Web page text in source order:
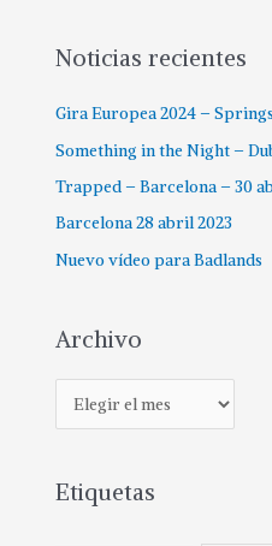
p
r
:
Noticias recientes
Gira Europea 2024 –
Something in the Night –
Trapped – Barcelona – 30
Barcelona 28 abril 2023
Nuevo vídeo para Badlands
Archivo
r
h
Etiquetas